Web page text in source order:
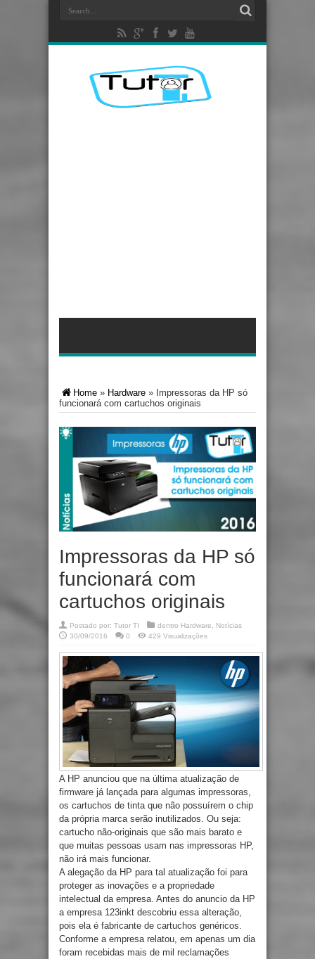
Home » Hardware » Impressoras da HP só
funcionará com cartuchos originais
Impressoras da HP só
funcionará com
cartuchos originais
Postado por: Tutor TI dentro Hardware
Notícias
30/09/2016
0 429 Visualizações
A HP anunciou que na última atualização de
firmware já lançada para algumas impressoras,
os cartuchos de tinta que não possuírem o chip
da própria marca serão inutilizados. Ou seja:
cartucho não-originais que são mais barato e
que muitas pessoas usam nas impressoras HP,
não irá mais funcionar.
A alegação da HP para tal atualização foi para
proteger as inovações e a propriedade
intelectual da empresa. Antes do anuncio da HP
a empresa 123inkt descobriu essa alteração,
pois ela é fabricante de cartuchos genéricos.
Conforme a empresa relatou, em apenas um dia
foram recebidas mais de mil reclamações